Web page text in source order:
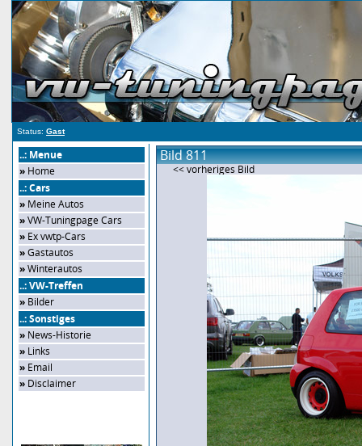
Status: Gast
..: Menue
» Home
..: Cars
» Meine Autos
»VW-Tuningpage Cars
» Ex vwtp-Cars
»Gastautos
»Winterautos
..: VW-Treffen
» Bilder
..: Sonstiges
» News-Historie
» Links
» Email
» Disclaimer
Bild 811
<< vorheriges Bild